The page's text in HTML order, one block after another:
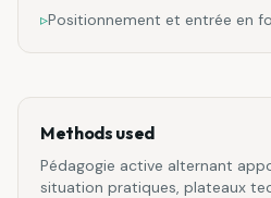
▹Positionnement et entrée en
Methods used
Pédagogie active alternant
situation pratiques, plateaux